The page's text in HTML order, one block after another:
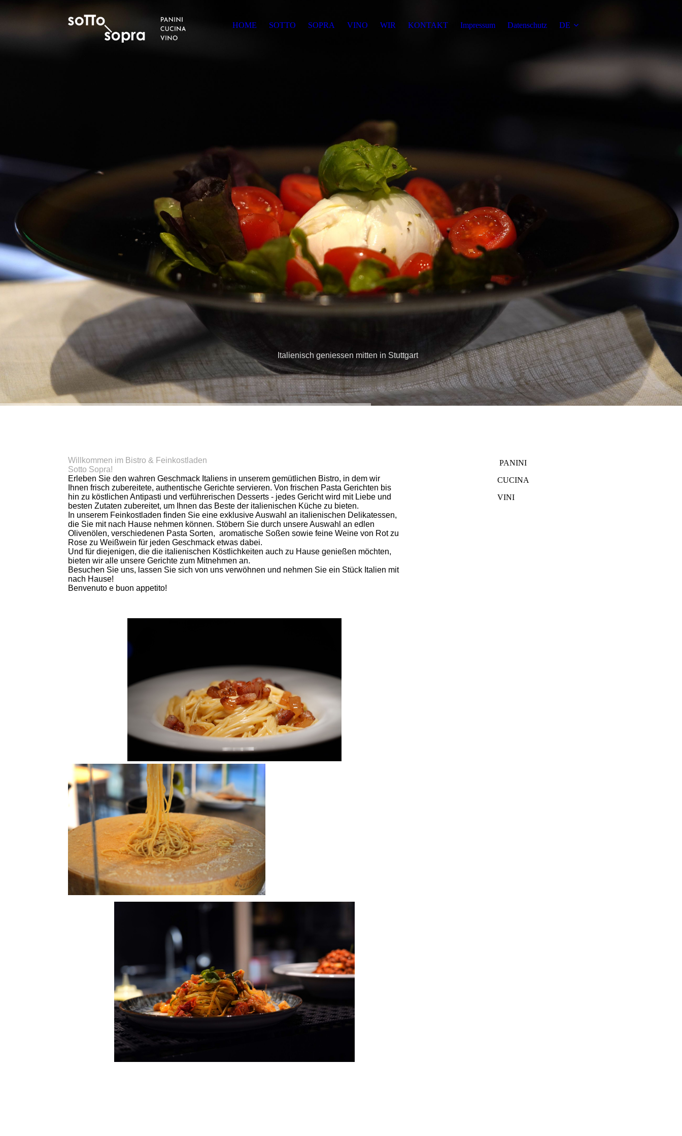
HOME SOTTO SOPRA VINO WIR KONTAKT Impressum Datenschutz DE
Italienisch geniessen mitten in Stuttgart
Willkommen im Bistro & Feinkostladen
Sotto Sopra!
Erleben Sie den wahren Geschmack Italiens in unserem gemütlichen Bistro, in dem wir
Ihnen frisch zubereitete, authentische Gerichte servieren. Von frischen Pasta Gerichten bis
hin zu köstlichen Antipasti und verführerischen Desserts - jedes Gericht wird mit Liebe und
besten Zutaten zubereitet, um Ihnen das Beste der italienischen Küche zu bieten.
In unserem Feinkostladen finden Sie eine exklusive Auswahl an italienischen Delikatessen,
die Sie mit nach Hause nehmen können. Stöbern Sie durch unsere Auswahl an edlen
Olivenölen, verschiedenen Pasta Sorten, aromatische Soßen sowie feine Weine von Rot zu
Rose zu Weißwein für jeden Geschmack etwas dabei.
Und für diejenigen, die die italienischen Köstlichkeiten auch zu Hause genießen möchten,
bieten wir alle unsere Gerichte zum Mitnehmen an.
Besuchen Sie uns, lassen Sie sich von uns verwöhnen und nehmen Sie ein Stück Italien mit
nach Hause!
Benvenuto e buon appetito!
PANINI
CUCINA
VINI